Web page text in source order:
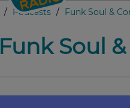
Podcasts Funk Soul &
Funk Soul